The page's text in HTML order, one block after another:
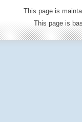
This page is
This page is